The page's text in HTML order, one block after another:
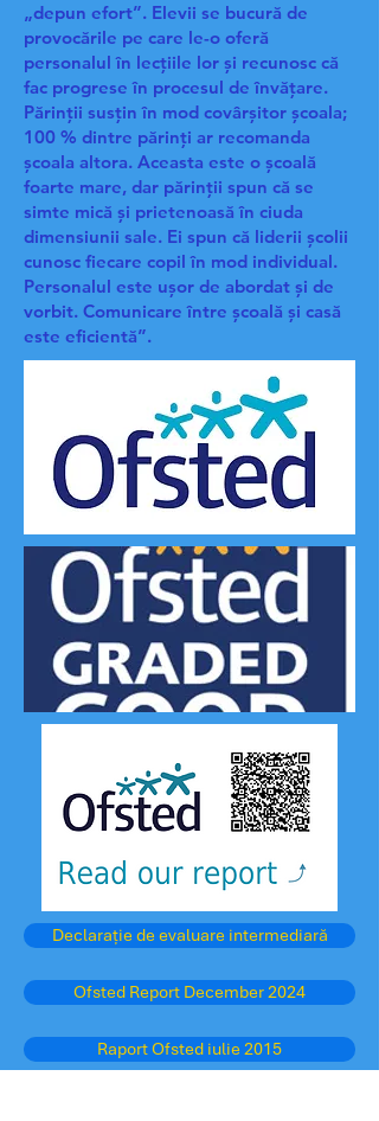
„depun efort”. Elevii se bucură de
provocările pe care le-o oferă
personalul în lecțiile lor și recunosc că
fac progrese în procesul de învățare.
Părinții susțin în mod covârșitor școala;
100 % dintre părinți ar recomanda
școala altora. Aceasta este o școală
foarte mare, dar părinții spun că se
simte mică și prietenoasă în ciuda
dimensiunii sale. Ei spun că liderii școlii
cunosc fiecare copil în mod individual.
Personalul este ușor de abordat și de
vorbit. Comunicare între școală și casă
este eficientă”.
Declarație de evaluare intermediară
Ofsted Report December 2024
Raport Ofsted iulie 2015